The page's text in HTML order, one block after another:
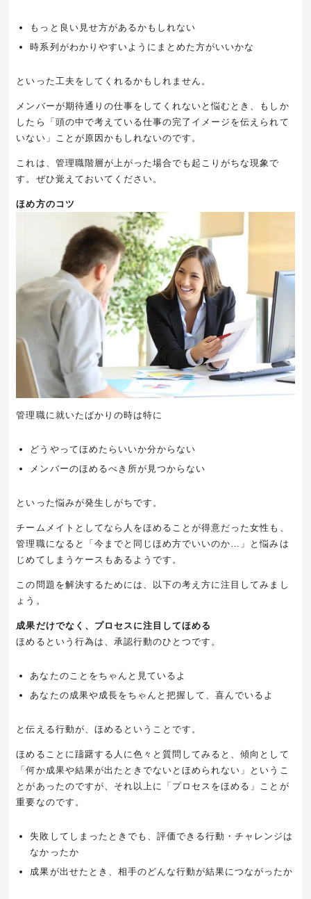
もっと良い見せ方があるかもしれない
時系列がわかりやすいようにまとめた方がいいかな
といった工夫をしてくれるかもしれません。
メンバーが期待通りの仕事をしてくれないと悩むとき、もしか
したら「頭の中で考えている仕事の完了イメージを伝えられて
いない」ことが原因かもしれないのです。
これは、管理職階層が上がった場合でも起こりがちな現象で
す。ぜひ覚えておいてください。
ほめ方のコツ
管理職に就いたばかりの時は特に
どうやってほめたらいいか分からない
メンバーのほめるべき所が見つからない
といった悩みが発生しがちです。
チームメイトとしてなら人をほめることが得意だった女性も、
管理職になると「今までと同じほめ方でいいのか…」と悩みは
じめてしまうケースもあるようです。
この問題を解決するためには、以下の考え方に注目してみまし
ょう。
成果だけでなく、プロセスに注目してほめる
ほめるという行為は、承認行動のひとつです。
あなたのことをちゃんと見ているよ
あなたの成果や成長をちゃんと把握して、喜んでいるよ
と伝える行動が、ほめるということです。
ほめることに躊躇する人に色々と質問してみると、傾向として
「何か成果や結果が出たときでないとほめられない」というこ
とがあったのですが、それ以上に「プロセスをほめる」ことが
重要なのです。
失敗してしまったときでも、評価できる行動・チャレンジは
なかったか
成果が出せたとき、相手のどんな行動が結果につながったか